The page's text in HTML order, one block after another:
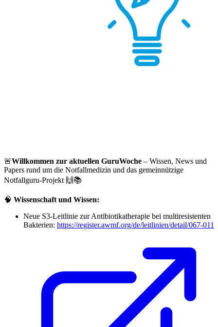
🚨Willkommen zur aktuellen GuruWoche – Wissen, News und
Papers rund um die Notfallmedizin und das gemeinnützige
Notfallguru-Projekt 🙌📚
🧠 Wissenschaft und Wissen:
Neue S3-Leitlinie zur Antibiotikatherapie bei multiresistenten
Bakterien: https://register.awmf.org/de/leitlinien/detail/067-011